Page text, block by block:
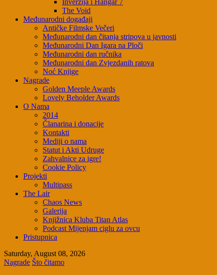
Inverzija i Hangar 7
The Void
Međunarodni događaji
Antičke Filmske Večeri
Međunarodni dan čitanja stripova u javnosti
Međunarodni Dan Igara na Ploči
Međunarodni dan ručnika
Međunarodni dan Zvjezdanih ratova
Noć Knjige
Nagrade
Golden Meeple Awards
Lovely Beholder Awards
O Nama
2014
Članarina i donacije
Kontakti
Mediji o nama
Statut i Akti Udruge
Zahvalnice za igre!
Cookie Policy
Projekti
Multipass
The Lair
Chaos News
Galerija
Knjižnica Kluba Titan Atlas
Podcast Mijenjam ciglu za ovcu
Pristupnica
Saturday, August 08, 2026
Nagrade Što čitamo